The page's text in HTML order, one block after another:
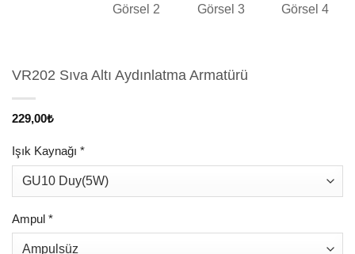
VR202 Sıva Altı Aydınlatma Armatürü
229,00₺
Işık Kaynağı *
Ampul *